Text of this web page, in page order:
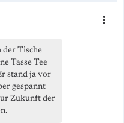
der Tische
Tasse Tee
stand ja vor
gespannt
Zukunft der